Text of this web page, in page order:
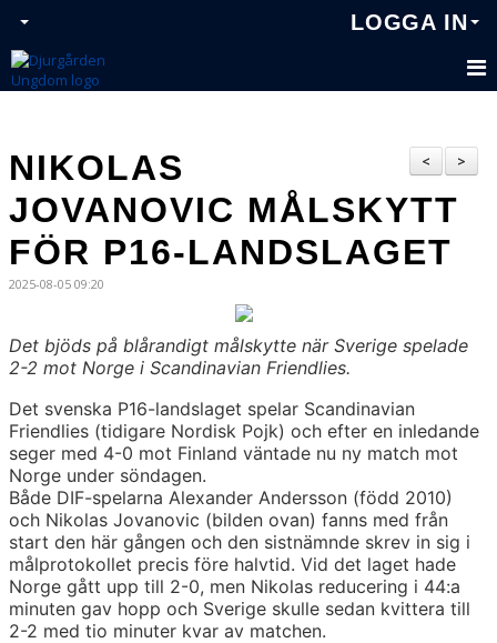
LOGGA IN
>
<
NIKOLAS
JOVANOVIC MÅLSKYTT
FÖR P16-LANDSLAGET
2025-08-05 09:20
Det bjöds på blårandigt målskytte när Sverige spelade
2-2 mot Norge i Scandinavian Friendlies.
Det svenska P16-landslaget spelar Scandinavian
Friendlies (tidigare Nordisk Pojk) och efter en inledande
seger med 4-0 mot Finland väntade nu ny match mot
Norge under söndagen.
Både DIF-spelarna Alexander Andersson (född 2010)
och Nikolas Jovanovic (bilden ovan) fanns med från
start den här gången och den sistnämnde skrev in sig i
målprotokollet precis före halvtid. Vid det laget hade
Norge gått upp till 2-0, men Nikolas reducering i 44:a
minuten gav hopp och Sverige skulle sedan kvittera till
2-2 med tio minuter kvar av matchen.